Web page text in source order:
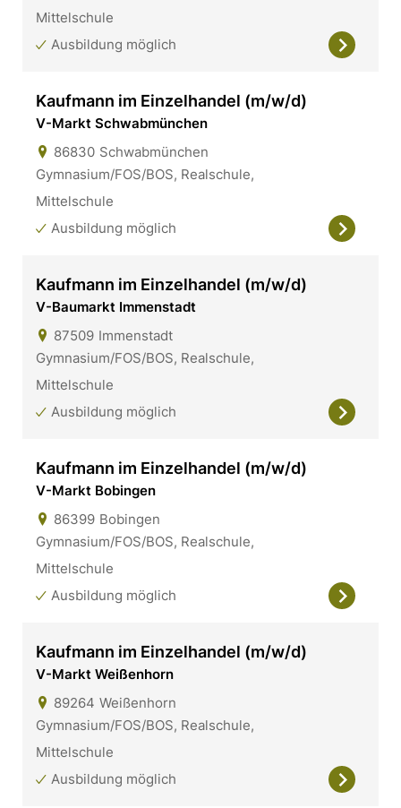
Mittelschule
Ausbildung möglich
Kaufmann im Einzelhandel (m/w/d)
V-Markt Schwabmünchen
86830 Schwabmünchen
Gymnasium/FOS/BOS, Realschule,
Mittelschule
Ausbildung möglich
Kaufmann im Einzelhandel (m/w/d)
V-Baumarkt Immenstadt
87509 Immenstadt
Gymnasium/FOS/BOS, Realschule,
Mittelschule
Ausbildung möglich
Kaufmann im Einzelhandel (m/w/d)
V-Markt Bobingen
86399 Bobingen
Gymnasium/FOS/BOS, Realschule,
Mittelschule
Ausbildung möglich
Kaufmann im Einzelhandel (m/w/d)
V-Markt Weißenhorn
89264 Weißenhorn
Gymnasium/FOS/BOS, Realschule,
Mittelschule
Ausbildung möglich